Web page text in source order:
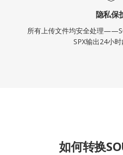
隐私保
所有上传文件均安全处理
SPX输出24小时
如何转换